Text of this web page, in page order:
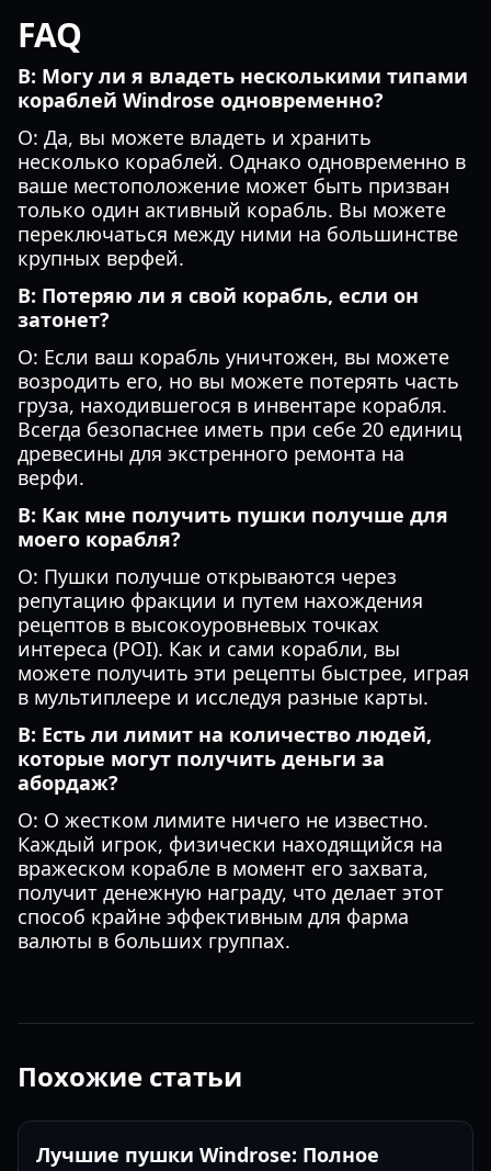
FAQ
В: Могу ли я владеть несколькими типами
кораблей Windrose одновременно?
О: Да, вы можете владеть и хранить
несколько кораблей. Однако одновременно в
ваше местоположение может быть призван
только один активный корабль. Вы можете
переключаться между ними на большинстве
крупных верфей.
В: Потеряю ли я свой корабль, если он
затонет?
О: Если ваш корабль уничтожен, вы можете
возродить его, но вы можете потерять часть
груза, находившегося в инвентаре корабля.
Всегда безопаснее иметь при себе 20 единиц
древесины для экстренного ремонта на
верфи.
В: Как мне получить пушки получше для
моего корабля?
О: Пушки получше открываются через
репутацию фракции и путем нахождения
рецептов в высокоуровневых точках
интереса (POI). Как и сами корабли, вы
можете получить эти рецепты быстрее, играя
в мультиплеере и исследуя разные карты.
В: Есть ли лимит на количество людей,
которые могут получить деньги за
абордаж?
О: О жестком лимите ничего не известно.
Каждый игрок, физически находящийся на
вражеском корабле в момент его захвата,
получит денежную награду, что делает этот
способ крайне эффективным для фарма
валюты в больших группах.
Похожие статьи
Лучшие пушки Windrose: Полное